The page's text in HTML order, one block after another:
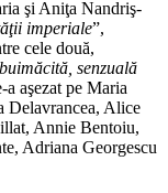
şi Aniţa Nandriş-
imperiale”,
cele două,
senzuală
a aşezat pe Maria
Delavrancea, Alice
Annie Bentoiu,
Adriana Georgescu